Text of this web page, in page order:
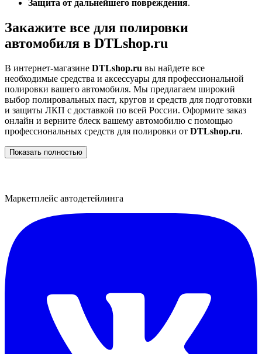
Защита от дальнейшего повреждения.
Закажите все для полировки
автомобиля в DTLshop.ru
В интернет-магазине DTLshop.ru вы найдете все
необходимые средства и аксессуары для профессиональной
полировки вашего автомобиля. Мы предлагаем широкий
выбор полировальных паст, кругов и средств для подготовки
и защиты ЛКП с доставкой по всей России. Оформите заказ
онлайн и верните блеск вашему автомобилю с помощью
профессиональных средств для полировки от DTLshop.ru.
Показать полностью
Маркетплейс автодетейлинга